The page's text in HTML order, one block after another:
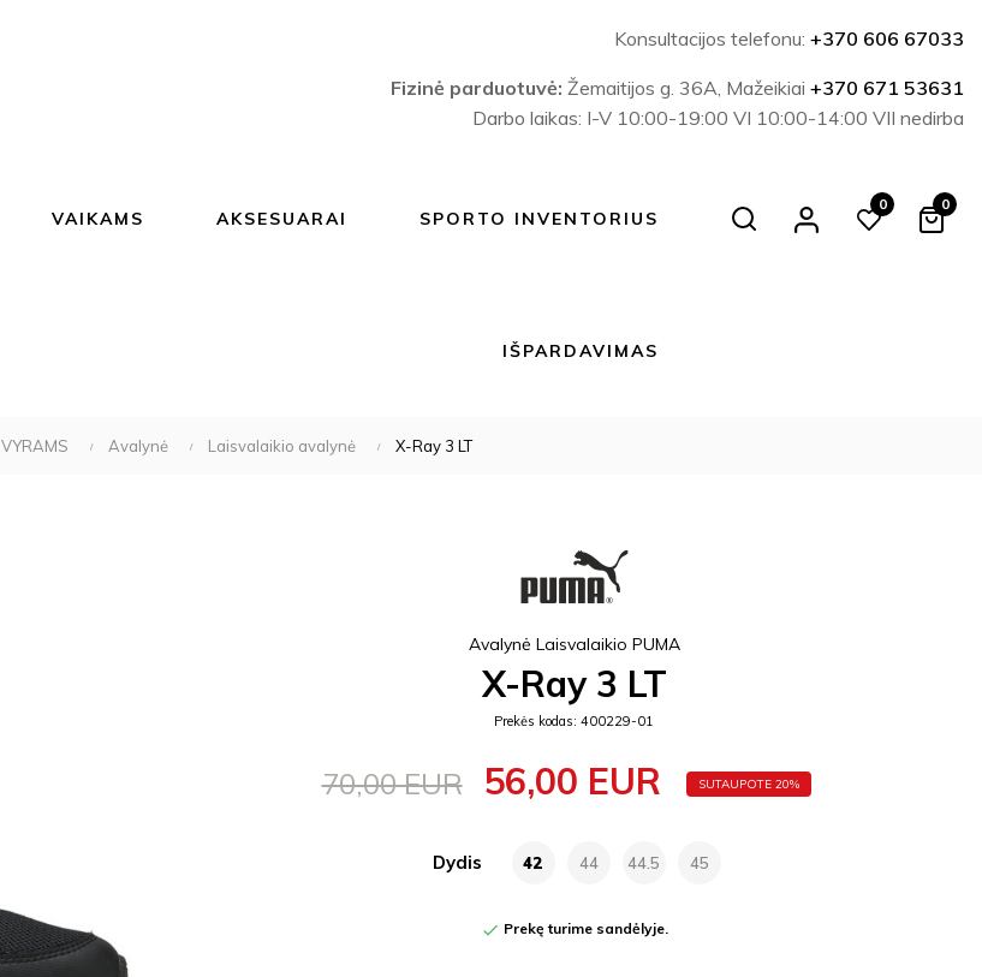
Konsultacijos telefonu: +370 606 67033
Fizinė parduotuvė: Žemaitijos g. 36A, Mažeikiai +370 671 53631
Darbo laikas: I-V 10:00-19:00 VI 10:00-14:00 VII nedirba
VAIKAMS AKSESUARAI SPORTO INVENTORIUS
IŠPARDAVIMAS
Search
0 0
VYRAMS Avalynė Laisvalaikio avalynė X-Ray 3 LT
Avalynė Laisvalaikio PUMA
X-Ray 3 LT
Prekės kodas: 400229-01
70,00 EUR 56,00 EUR SUTAUPOTE 20%
Dydis 42 44 44.5 45
 Prekę turime sandėlyje.